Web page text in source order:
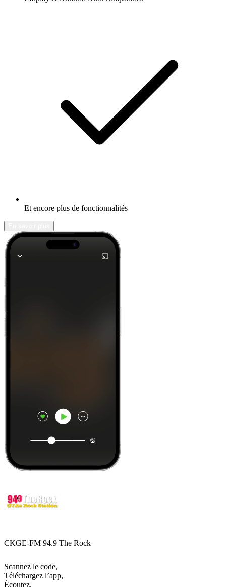
Et encore plus de fonctionnalités
CKGE-FM 94.9 The Rock
Scannez le code,
Téléchargez l’app,
Écoutez.